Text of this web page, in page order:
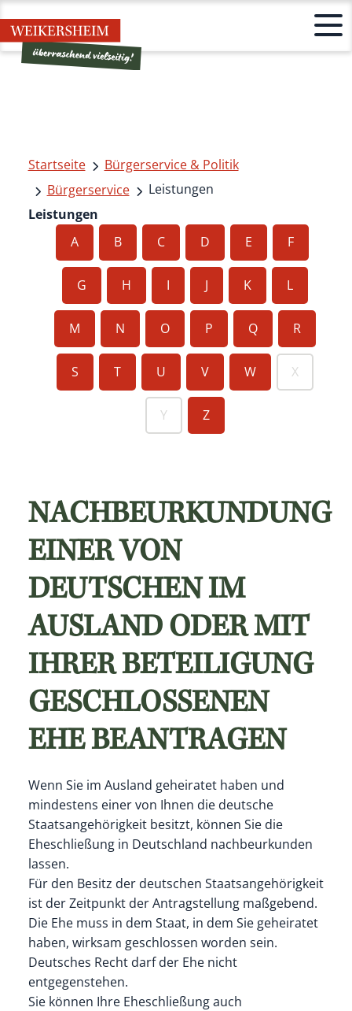
Startseite
Bürgerservice & Politik
Bürgerservice
Leistungen
Leistungen
A
B C D E F
G H I J K L
M N O P Q R
S T U V W X
Y Z
NACHBEURKUNDUNG
EINER VON
DEUTSCHEN IM
AUSLAND ODER MIT
IHRER BETEILIGUNG
GESCHLOSSENEN
EHE BEANTRAGEN
Wenn Sie im Ausland geheiratet haben und
mindestens einer von Ihnen die deutsche
Staatsangehörigkeit besitzt, können Sie die
Eheschließung in Deutschland nachbeurkunden
lassen.
Für den Besitz der deutschen Staatsangehörigkeit
ist der Zeitpunkt der Antragstellung maßgebend.
Die Ehe muss in dem Staat, in dem Sie geheiratet
haben, wirksam geschlossen worden sein.
Deutsches Recht darf der Ehe nicht
entgegenstehen.
Sie können Ihre Eheschließung auch